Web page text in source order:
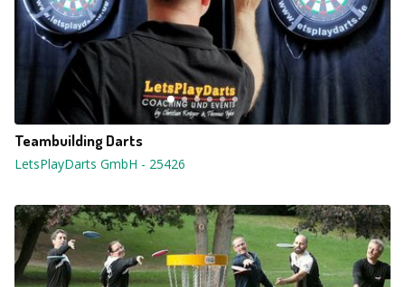
Teambuilding Darts
LetsPlayDarts GmbH - 25426